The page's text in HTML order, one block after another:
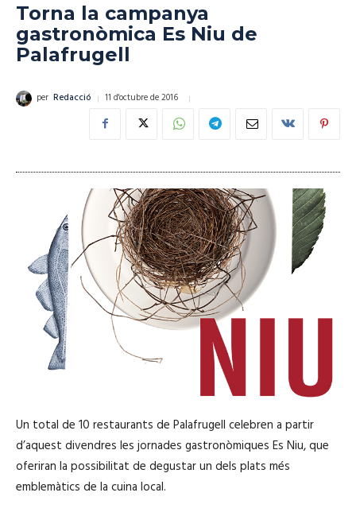
Torna la campanya
gastronòmica Es Niu de
Palafrugell
per Redacció 11 d'octubre de 2016
Un total de 10 restaurants de Palafrugell celebren a partir
d’aquest divendres les jornades gastronòmiques Es Niu, que
oferiran la possibilitat de degustar un dels plats més
emblemàtics de la cuina local.